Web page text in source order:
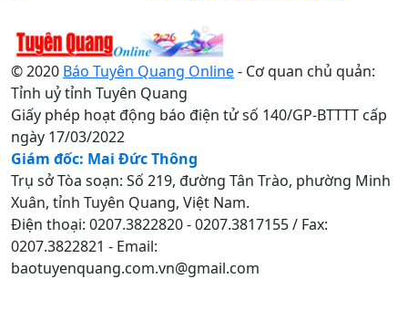
© 2020 Báo Tuyên Quang Online- Cơ quan chủ quản:
Tỉnh uỷ tỉnh Tuyên Quang
Giấy phép hoạt động báo điện tử số 140/GP-BTTTT cấp
ngày 17/03/2022
Giám đốc: Mai Đức Thông
Trụ sở Tòa soạn: Số 219, đường Tân Trào, phường Minh
Xuân, tỉnh Tuyên Quang, Việt Nam.
Điện thoại: 0207.3822820 - 0207.3817155 / Fax:
0207.3822821 - Email:
baotuyenquang.com.vn@gmail.com